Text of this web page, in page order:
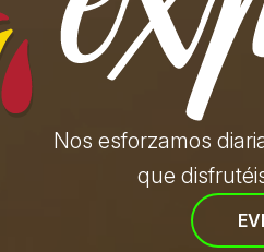
Nos esforzamos
que